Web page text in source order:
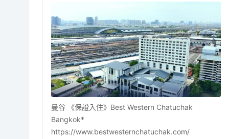
曼谷 《保證入住》Best Western Chatuchak
Bangkok*
https://www.bestwesternchatuchak.com/